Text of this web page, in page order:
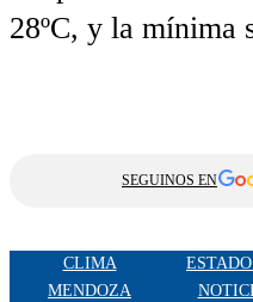
28ºC, y la mínima
SEGUINOS EN
CLIMA
MENDOZA